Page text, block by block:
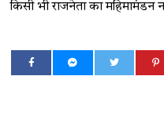
किसी भी राजनेता का महिमामंडन